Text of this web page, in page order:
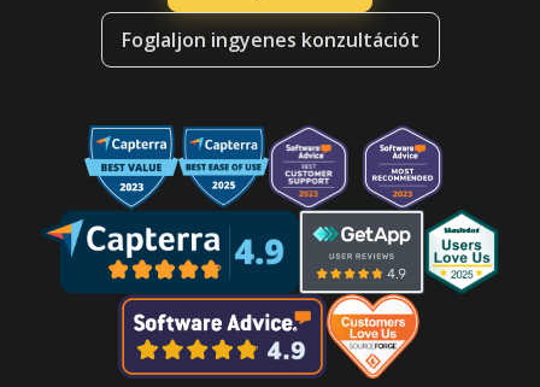
Foglaljon ingyenes konzultációt